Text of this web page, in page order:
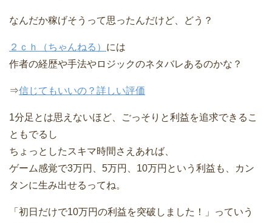
なんだか稼げそうって思ったんだけど、どう？
２ｃｈ（ちゃんねる） には
作者の経歴や手法やロジックのネタバレあるのかな？
⇒信じてもいいの？詳しい評価
1分足とは思えないほど、ごっそりと利益を追求できるこ
ともでるし
ちょっとしたスキマ時間さえあれば、
ゲーム感覚で3万円、5万円、10万円という利益も、カン
タンに生み出せるってね。
「初日だけで10万円の利益を突破しました！」っていう